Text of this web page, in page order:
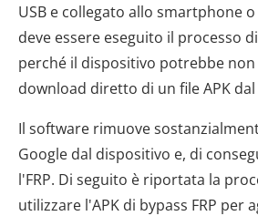
USB e collegato allo smartphone
deve essere eseguito il processo
perché il dispositivo potrebbe
download diretto di un file APK
Il software rimuove
Google dal dispositivo e, di
l'FRP. Di seguito è riportata la
utilizzare l'APK di bypass FRP per